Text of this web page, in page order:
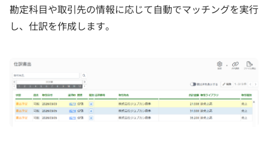
勘定科目や取引先の情報に応じて自動でマッチングを実行
し、仕訳を作成します。